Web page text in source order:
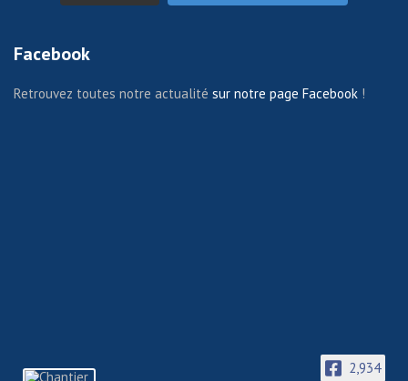
Facebook
Retrouvez toutes notre actualité sur notre page Facebook !
2,934